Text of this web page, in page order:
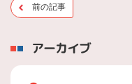
前の記事
アーカイブ